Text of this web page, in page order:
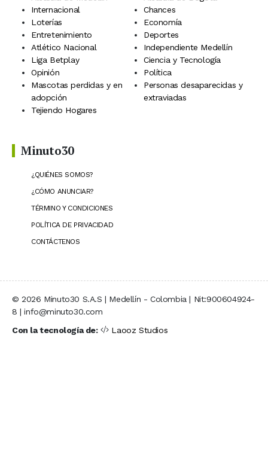
Internacional
Chances
Loterías
Economía
Entretenimiento
Deportes
Atlético Nacional
Independiente Medellín
Liga Betplay
Ciencia y Tecnología
Opinión
Política
Mascotas perdidas y en
adopción
Personas desaparecidas y
extraviadas
Tejiendo Hogares
Minuto30
¿QUIÉNES SOMOS?
¿CÓMO ANUNCIAR?
TÉRMINO Y CONDICIONES
POLÍTICA DE PRIVACIDAD
CONTÁCTENOS
© 2026 Minuto30 S.A.S | Medellín - Colombia | Nit:900604924-
8 | info@minuto30.com
Con la tecnología de:
Laooz Studios